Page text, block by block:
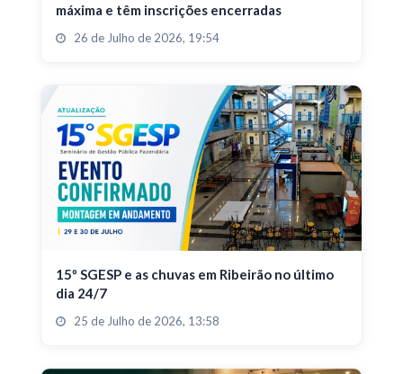
máxima e têm inscrições encerradas
26 de Julho de 2026, 19:54
15º SGESP e as chuvas em Ribeirão no último
dia 24/7
25 de Julho de 2026, 13:58